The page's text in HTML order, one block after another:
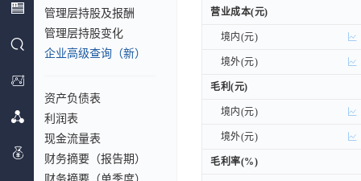
管理层持股及报酬
管理层持股变化
企业高级查询（新）
资产负债表
利润表
现金流量表
财务摘要（报告期）
营业成本(元)
境内(元)
境外(元)
毛利(元)
境内(元)
境外(元)
毛利率(%)
营业成本(元)
境内(元)
境外(元)
毛利(元)
境内(元)
境外(元)
毛利率(%)